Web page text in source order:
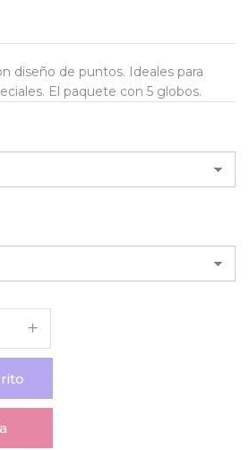
diseño de puntos. Ideales para
El paquete con 5 globos.